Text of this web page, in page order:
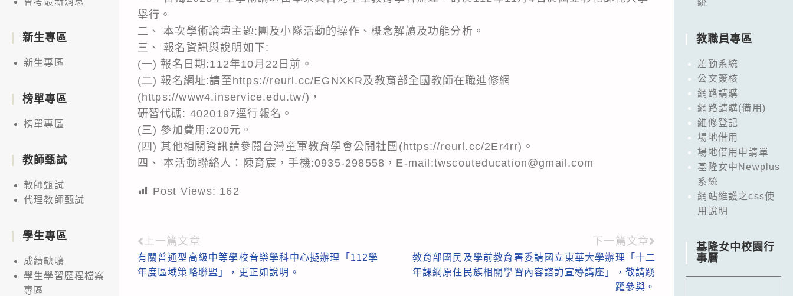
舉行。
二、 本次學術論壇主題:團及小隊活動的操作、概念解讀及功能分析。
三、 報名資訊與說明如下:
(一) 報名日期:112年10月22日前。
(二) 報名網址:請至https://reurl.cc/EGNXKR及教育部全國教師在職進修網
(https://www4.inservice.edu.tw/)，
研習代碼: 4020197逕行報名。
(三) 參加費用:200元。
(四) 其他相關資訊請參閱台灣童軍教育學會公開社團(https://reurl.cc/2Er4rr)。
四、 本活動聯絡人：陳育宸，手機:0935-298558，E-mail:twscouteducation@gmail.com
Post Views: 162
Read
more
上一篇文章
有關普通型高級中等學校音樂學科中心擬辦理「112學
年度區域策略聯盟」，更正如說明。
下一篇文章
教育部國民及學前教育署委請國立東華大學辦理「十二
年課綱原住民族相關學習內容諮詢宣導講座」，敬請踴
躍參與。
新生專區
新生專區
榜單專區
榜單專區
教師甄試
教師甄試
代理教師甄試
學生專區
成績缺曠
學生學習歷程檔案
專區
統
教職員專區
差勤系統
公文簽核
網路請購
網路請購(備用)
維修登記
場地借用
場地借用申請單
基隆女中Newplus
系統
網站維護之css使
用說明
基隆女中校園行
事曆